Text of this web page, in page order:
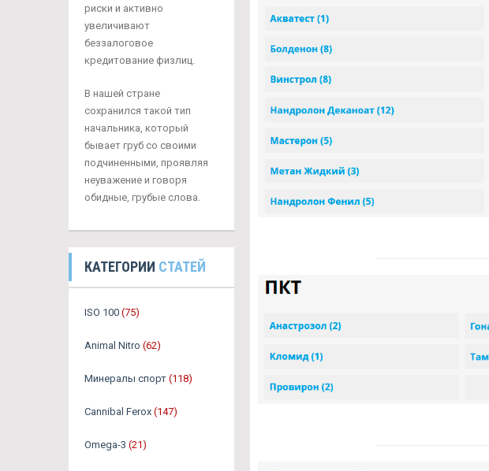
риски и активно
увеличивают
беззалоговое
кредитование физлиц.
В нашей стране
сохранился такой тип
начальника, который
бывает груб со своими
подчиненными, проявляя
неуважение и говоря
обидные, грубые слова.
КАТЕГОРИИ СТАТЕЙ
ISO 100 (75)
Animal Nitro (62)
Минералы спорт (118)
Cannibal Ferox (147)
Omega-3 (21)